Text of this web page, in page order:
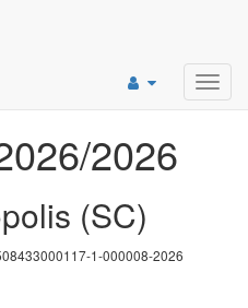
2026
(SC)
1-000008-2026